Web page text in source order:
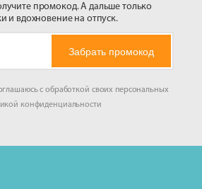
промокод. А дальше только
и вдохновение на отпуск.
Забрать промокод
с обработкой своих персональных
конфиденциальности